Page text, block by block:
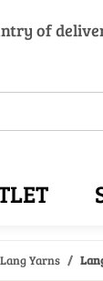
of
Lang Yarns